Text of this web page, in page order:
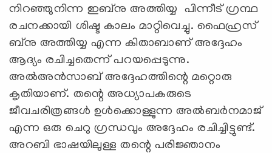
നിറഞ്ഞുനിന്ന ഇബ്നു അത്തിയ്യ പിന്നീട് ഗ്രന്ഥ
രചനക്കായി ശിഷ്ട കാലം മാറ്റിവെച്ചു. ഫൈഹ്രസ്
ബ്നു അത്തിയ്യ എന്ന കിതാബാണ് അദ്ദേഹം
ആദ്യം രചിച്ചതെന്ന് പറയപ്പെടുന്നു.
അൽഅൻസാബ് അദ്ദേഹത്തിന്റെ മറ്റൊരു
കൃതിയാണ്. തന്റെ അധ്യാപകരുടെ
ജീവചരിത്രങ്ങൾ ഉൾക്കൊള്ളുന്ന അൽബർനമാജ്
എന്ന ഒരു ചെറു ഗ്രന്ധവും അദ്ദേഹം രചിച്ചിട്ടുണ്ട്.
അറബി ഭാഷയിലുള്ള തന്റെ പരിജ്ഞാനം